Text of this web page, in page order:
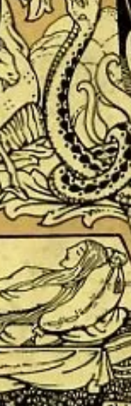
a la cantonada a l’alçada
a cavall dels segles
un apartat dividit
llibreries catalanes.
(19:00h) a
contribuir a l’estudi i